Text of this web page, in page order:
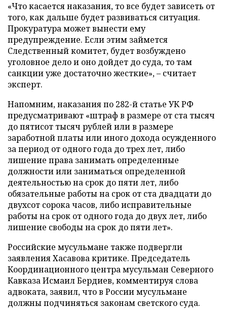
«Что касается наказания, то все будет зависеть от
того, как дальше будет развиваться ситуация.
Прокуратура может вынести ему
предупреждение. Если этим займется
Следственный комитет, будет возбуждено
уголовное дело и оно дойдет до суда, то там
санкции уже достаточно жесткие», – считает
эксперт.
Напомним, наказания по 282-й статье УК РФ
предусматривают «штраф в размере от ста тысяч
до пятисот тысяч рублей или в размере
заработной платы или иного дохода осужденного
за период от одного года до трех лет, либо
лишение права занимать определенные
должности или заниматься определенной
деятельностью на срок до пяти лет, либо
обязательные работы на срок от ста двадцати до
двухсот сорока часов, либо исправительные
работы на срок от одного года до двух лет, либо
лишение свободы на срок до пяти лет».
Российские мусульмане также подвергли
заявления Хасавова критике. Председатель
Координационного центра мусульман Северного
Кавказа Исмаил Бердиев, комментируя слова
адвоката, заявил, что в России мусульмане
должны подчиняться законам светского суда.